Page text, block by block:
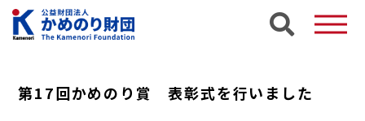
第17回かめのり賞 表彰式を行いました